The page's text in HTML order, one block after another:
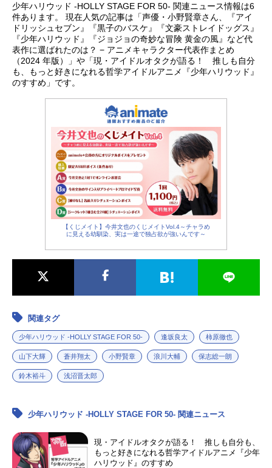
少年ハリウッド -HOLLY STAGE FOR 50- 関連ニュース情報は6
件あります。 現在人気の記事は「声優・小野賢章さん、『アイ
ドリッシュセブン』『黒子のバスケ』『文豪ストレイドッグス』
『少年ハリウッド』『ジョジョの奇妙な冒険 黄金の風』など代
表作に選ばれたのは？ − アニメキャラクター代表作まとめ
（2024 年版）」や「現・アイドルオタクが語る！ 推しも自分
も、もっと好きになれる哲学アイドルアニメ『少年ハリウッド』
のすすめ」です。
【くじメイト】今井文也のくじメイトVol.4～チャラめ
に見える幼馴染、実は一途で独占欲が強いんです～
関連タグ
少年ハリウッド -HOLLY STAGE FOR 50- 逢坂良太 柿原徹也
山下大輝 蒼井翔太 小野賢章 浪川大輔 保志総一朗
鈴木裕斗 浅沼晋太郎
少年ハリウッド -HOLLY STAGE FOR 50- 関連ニュース
現・アイドルオタクが語る！ 推しも自分も、
もっと好きになれる哲学アイドルアニメ『少年
ハリウッド』のすすめ